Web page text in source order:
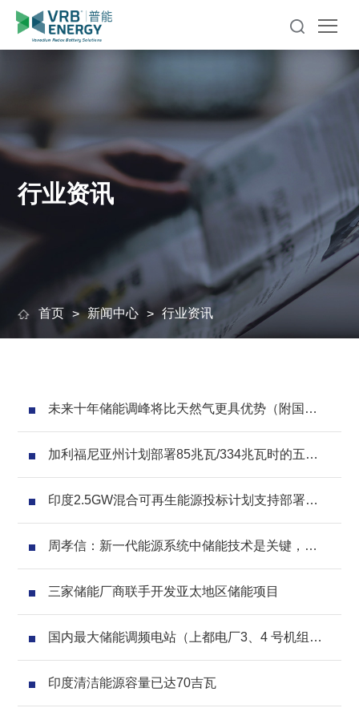
行业资讯
首页 > 新闻中心 > 行业资讯
未来十年储能调峰将比天然气更具优势（附国内
政策分析）
加利福尼亚州计划部署85兆瓦/334兆瓦时的五个
储能项目
印度2.5GW混合可再生能源投标计划支持部署储
能设施
周孝信：新一代能源系统中储能技术是关键，
2030达100GW左右
三家储能厂商联手开发​​亚太地区储能项目
国内最大储能调频电站（上都电厂3、4 号机组蓄
电池储能辅助AGC 调频项目）进入试验阶段
印度清洁能源容量已达70吉瓦